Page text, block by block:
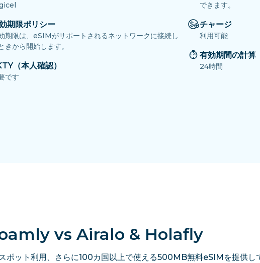
期限ポリシー
期限は、eSIMがサポートされるネットワークに接続し
きから開始します。
（本人確認）
です
できます。
チャージ
利用可能
有効期間の計算
24時間
vs Airalo & Holafly
ポット利用、さらに100カ国以上で使える500MB無料eSIMを提供